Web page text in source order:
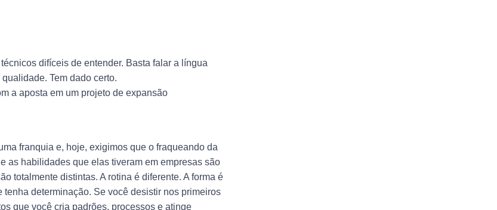
difíceis de entender. Basta falar a língua
Tem dado certo.
a aposta em um projeto de expansão
franquia e, hoje, exigimos que o fraqueando da
as habilidades que elas tiveram em empresas são
totalmente distintas. A rotina é diferente. A forma é
determinação. Se você desistir nos primeiros
que você cria padrões, processos e atinge